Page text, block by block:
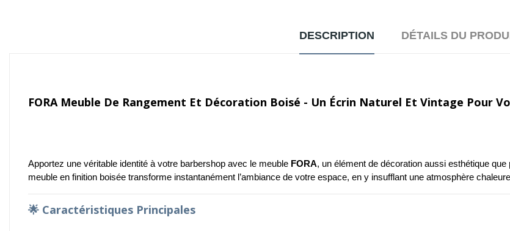
DESCRIPTION DÉTAILS DU
FORA Meuble De Rangement Et Décoration Boisé - Un Écrin Naturel Et Vintage Pour
Apportez une véritable identité à votre barbershop avec le meuble FORA, un élément de décoration aussi esthétique
meuble en finition boisée transforme instantanément l’ambiance de votre espace, en y insufflant une atmosphère
🌟 Caractéristiques Principales